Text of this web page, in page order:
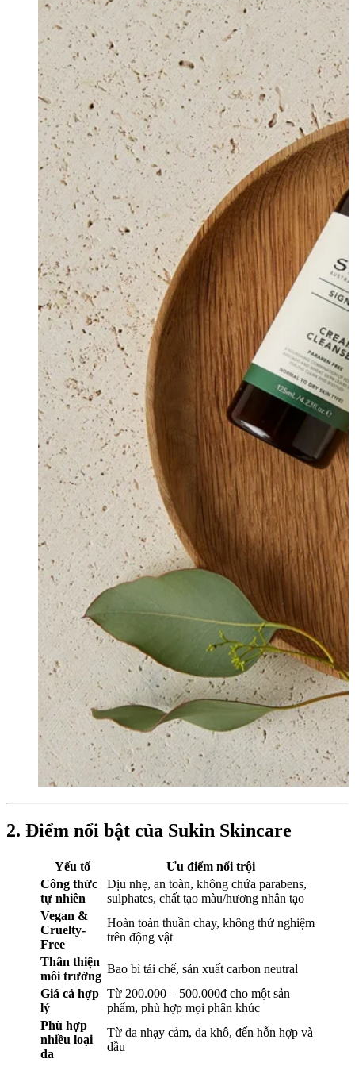
2. Điểm nổi bật của Sukin Skincare
Yếu tố
Ưu điểm nổi trội
Công thức
tự nhiên
Dịu nhẹ, an toàn, không chứa parabens,
sulphates, chất tạo màu/hương nhân tạo
Vegan &
Cruelty-
Free
Hoàn toàn thuần chay, không thử nghiệm
trên động vật
Thân thiện
môi trường
Bao bì tái chế, sản xuất carbon neutral
Giá cả hợp
lý
Từ 200.000 – 500.000đ cho một sản
phẩm, phù hợp mọi phân khúc
Phù hợp
nhiều loại
da
Từ da nhạy cảm, da khô, đến hỗn hợp và
dầu